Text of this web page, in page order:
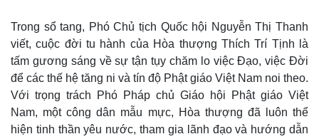
Trong sổ tang, Phó Chủ tịch Quốc hội Nguyễn Thị Thanh
viết, cuộc đời tu hành của Hòa thượng Thích Trí Tịnh là
tấm gương sáng về sự tận tụy chăm lo việc Đạo, việc Đời
để các thế hệ tăng ni và tín độ Phật giáo Việt Nam noi theo.
Với trọng trách Phó Pháp chủ Giáo hội Phật giáo Việt
Nam, một công dân mẫu mực, Hòa thượng đã luôn thể
hiện tinh thần yêu nước, tham gia lãnh đạo và hướng dẫn